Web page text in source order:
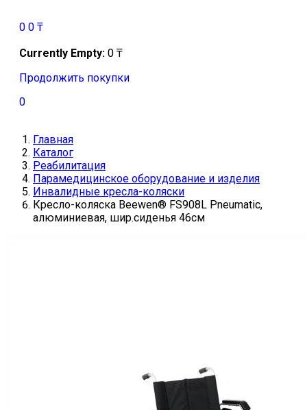
0 0 ₸
Currently Empty: 0 ₸
Продолжить покупки
0
Главная
Каталог
Реабилитация
Парамедицинское оборудование и изделия
Инвалидные кресла-коляски
Кресло-коляска Beewen® FS908L Pneumatic,
алюминиевая, шир.сиденья 46см